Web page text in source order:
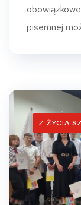
pisemnej
Z ŻYCIA